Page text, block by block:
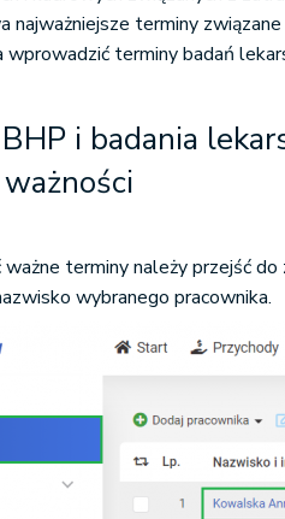
najważniejsze terminy
wprowadzić terminy badań
i badania
terminy należy przejść do
wybranego pracownika.